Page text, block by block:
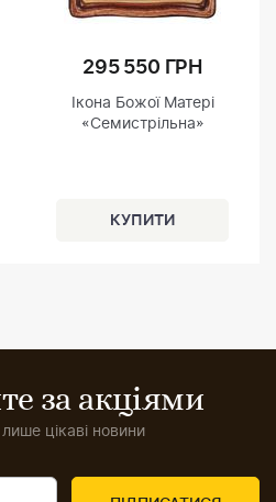
295 550 ГРН
Ікона Божої Матері
«Семистрільна»
за акціями
цікаві новини